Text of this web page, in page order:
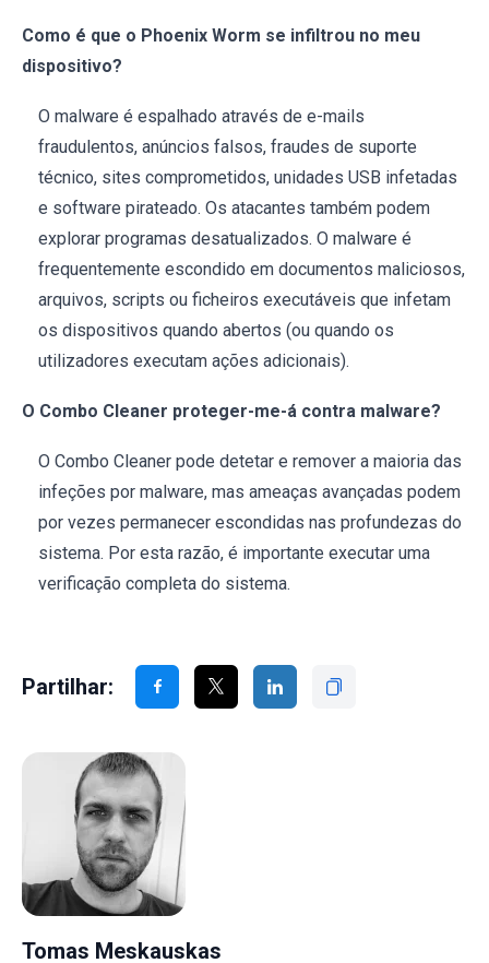
Como é que o Phoenix Worm se infiltrou no meu
dispositivo?
O malware é espalhado através de e-mails
fraudulentos, anúncios falsos, fraudes de suporte
técnico, sites comprometidos, unidades USB infetadas
e software pirateado. Os atacantes também podem
explorar programas desatualizados. O malware é
frequentemente escondido em documentos maliciosos,
arquivos, scripts ou ficheiros executáveis que infetam
os dispositivos quando abertos (ou quando os
utilizadores executam ações adicionais).
O Combo Cleaner proteger-me-á contra malware?
O Combo Cleaner pode detetar e remover a maioria das
infeções por malware, mas ameaças avançadas podem
por vezes permanecer escondidas nas profundezas do
sistema. Por esta razão, é importante executar uma
verificação completa do sistema.
Partilhar:
Tomas Meskauskas